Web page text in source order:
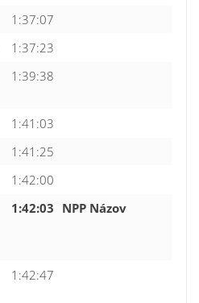
1:37:07
1:37:23
1:39:38
1:41:03
1:41:25
1:42:00
1:42:03 NPP Názov
1:42:47